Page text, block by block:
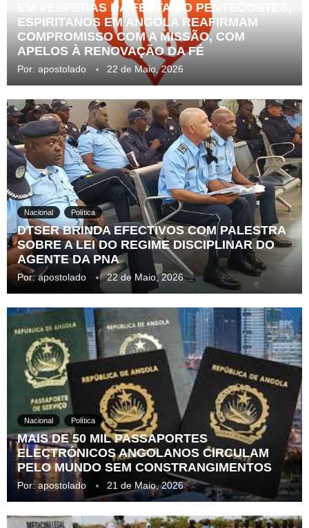
EM VÉSPERAS DA FESTA DO PENTECOSTES,
ESPIRITANOS EM ANGOLA REAFIRMAM
COMPROMISSO COM A MISSÃO, COM
APELOS À RENOVAÇÃO DA FÉ
Por: apostolado 22 de Maio, 2026
Nacional Política
DTSER BRINDA EFECTIVOS COM PALESTRA
SOBRE A LEI DO REGIME DISCIPLINAR DO
AGENTE DA PNA
Por:apostolado 22 de Maio, 2026
Nacional Política
MAIS DE 50 MIL PASSAPORTES
ELECTRÓNICOS ANGOLANOS CIRCULAM
PELO MUNDO SEM CONSTRANGIMENTOS
Por:apostolado 21 de Maio, 2026